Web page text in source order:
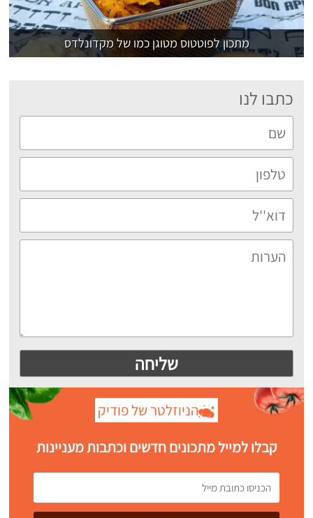
מתכון לפוטטוס מטוגן כמו של מקדונלדס
כתבו לנו
הניוזלטר של פודיק
קבלו למייל מתכונים חדשים וכתבות מעניינות